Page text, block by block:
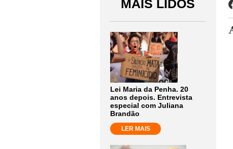
MAIS LIDOS
Lei Maria da Penha. 20
anos depois. Entrevista
especial com Juliana
Brandão
LER MAIS